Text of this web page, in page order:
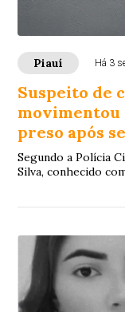
Piauí Há 3
Suspeito de
movimentou
preso após
Segundo a Polícia
Silva, conhecido